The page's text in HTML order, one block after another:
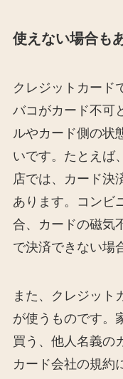
使えない場合も
クレジットカード
バコがカード不可
ルやカード側の状
いです。たとえば
店では、カード決
あります。コンビ
合、カードの磁気
で決済できない場
また、クレジット
が使うものです。
買う、他人名義の
カード会社の規約